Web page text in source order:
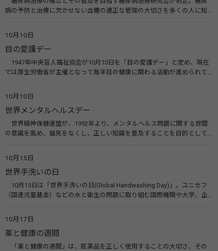
病の予防と治療に欠かせない血糖の適正な管理の大切さを多くの人に知
療研究会） 糖尿病ネットワーク
10月10日
目の愛護デー
1947年中央盲人福祉協会が10月10日を「目の愛護デー」と定め、現在
では厚生労働省が主催となって毎年目の健康に関わる活動が進められて
会）
10月10日
世界メンタルヘルスデー
世界精神保健連盟が、1992年より、メンタルヘルス問題に関する世間
の意識を高め、偏見をなくし、正しい知識を普及することを目的として、
す。 関連リンク 世界メンタルヘルスデー（厚生労働省） 働く人のメンタ
ルヘルス・ポータルサイト「こころの耳」（厚生労働省）
10月15日
世界手洗いの日
10月15日は「世界手洗いの日(Global Handwashing Day)」。ユニセフ
（国連児童基金）などの水と衛生の問題に取り組む国際機関や大学、企
10月17日
薬と健康の週間
「薬と健康の週間」は、医薬品を正しく使用することの大切さ、その